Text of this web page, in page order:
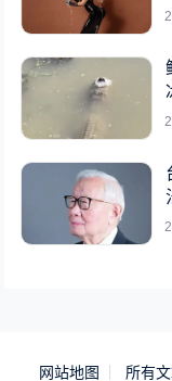
网站地图 所有